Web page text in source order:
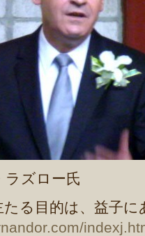
ラズロー氏
る目的は、益子に